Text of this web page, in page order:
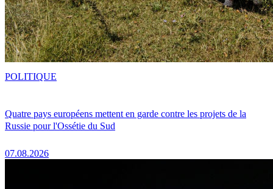
Quatre pays européens mettent en garde contre les projets de la
Russie pour l'Ossétie du Sud
07.08.2026
POLITIQUE